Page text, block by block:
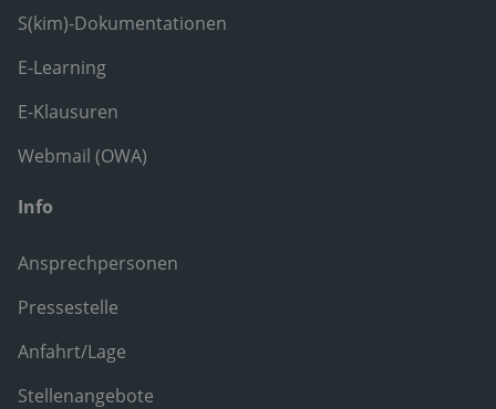
S(kim)-Dokumentationen
E-Learning
E-Klausuren
Webmail (OWA)
Info
Ansprechpersonen
Pressestelle
Anfahrt/Lage
Stellenangebote